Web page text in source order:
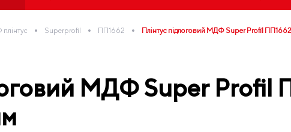
• Superprofil • ПП1662 • Плінтус підлоговий МДФ Super Profil
МДФ Super Profil